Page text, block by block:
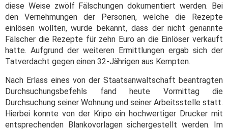
diese Weise zwölf Fälschungen dokumentiert werden. Bei
den Vernehmungen der Personen, welche die Rezepte
einlösen wollten, wurde bekannt, dass der nicht genannte
Fälscher die Rezepte für zehn Euro an die Einlöser verkauft
hatte. Aufgrund der weiteren Ermittlungen ergab sich der
Tatverdacht gegen einen 32-Jährigen aus Kempten.
Nach Erlass eines von der Staatsanwaltschaft beantragten
Durchsuchungsbefehls fand heute Vormittag die
Durchsuchung seiner Wohnung und seiner Arbeitsstelle statt.
Hierbei konnte von der Kripo ein hochwertiger Drucker mit
entsprechenden Blankovorlagen sichergestellt werden. Im